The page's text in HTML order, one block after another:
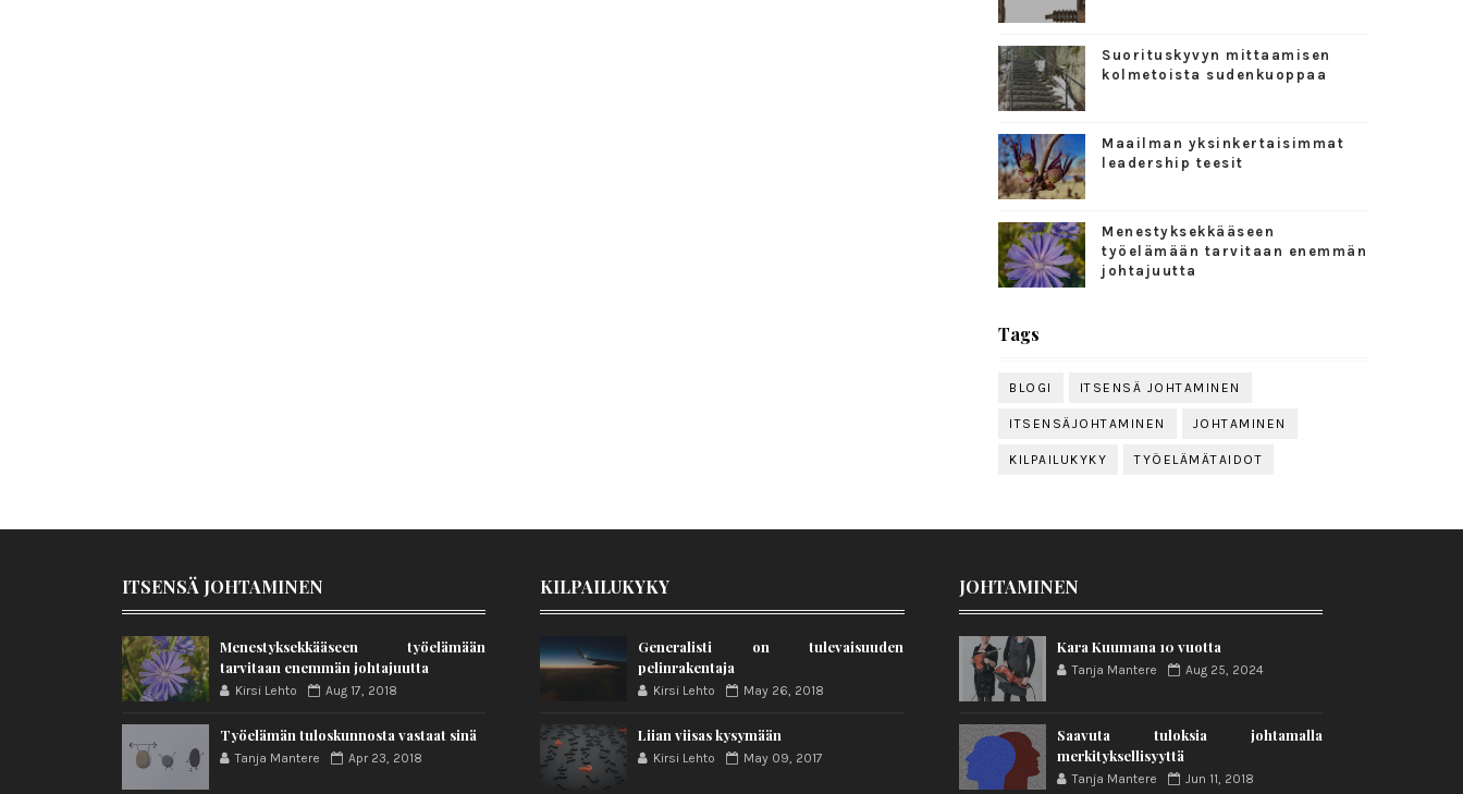
Suorituskyvyn mittaamisen
kolmetoista sudenkuoppaa
Maailman yksinkertaisimmat
leadership teesit
Menestyksekkääseen
työelämään tarvitaan enemmän
johtajuutta
Tags
BLOGI ITSENSÄ JOHTAMINEN
ITSENSÄJOHTAMINEN JOHTAMINEN
KILPAILUKYKY TYÖELÄMÄTAIDOT
ITSENSÄ JOHTAMINEN
Menestyksekkääseen työelämään
tarvitaan enemmän johtajuutta
Kirsi Lehto Aug 17, 2018
Työelämän tuloskunnosta vastaat sinä
Tanja Mantere Apr 23, 2018
KILPAILUKYKY
Generalisti on tulevaisuuden
pelinrakentaja
Kirsi Lehto May 26, 2018
Liian viisas kysymään
Kirsi Lehto May 09, 2017
JOHTAMINEN
Kara Kuumana 10 vuotta
Tanja Mantere Aug 25, 2024
Saavuta tuloksia johtamalla
merkityksellisyyttä
Tanja Mantere Jun 11, 2018